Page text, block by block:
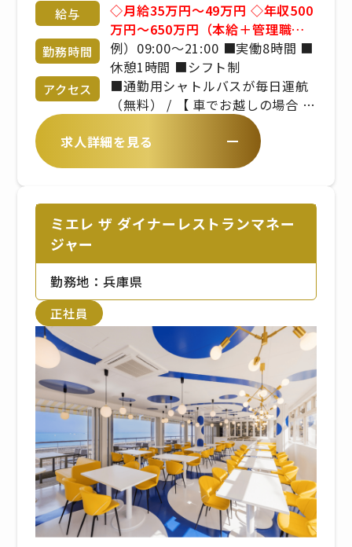
給与
◇月給35万円～49万円 ◇年収500
万円～650万円（本給＋管理職手
当＋賞与） ■昇給年1回 ■賞与年
2回 ※年齢や経験を考慮のうえ、
当社規定により決定いたします
勤務時間
例）09:00～21:00 ■実働8時間 ■
休憩1時間 ■シフト制
アクセス
■通勤用シャトルバスが毎日運航
（無料） / 【 車でお越しの場合 】
/ ・淡路IC～中村まで約20分）【
バスでお越しの場合 】 / あわ神あ
わ姫バス「中村」から徒歩2分
求人詳細を見る
ミエレ ザ ダイナーレストランマネー
ジャー
勤務地：兵庫県
正社員